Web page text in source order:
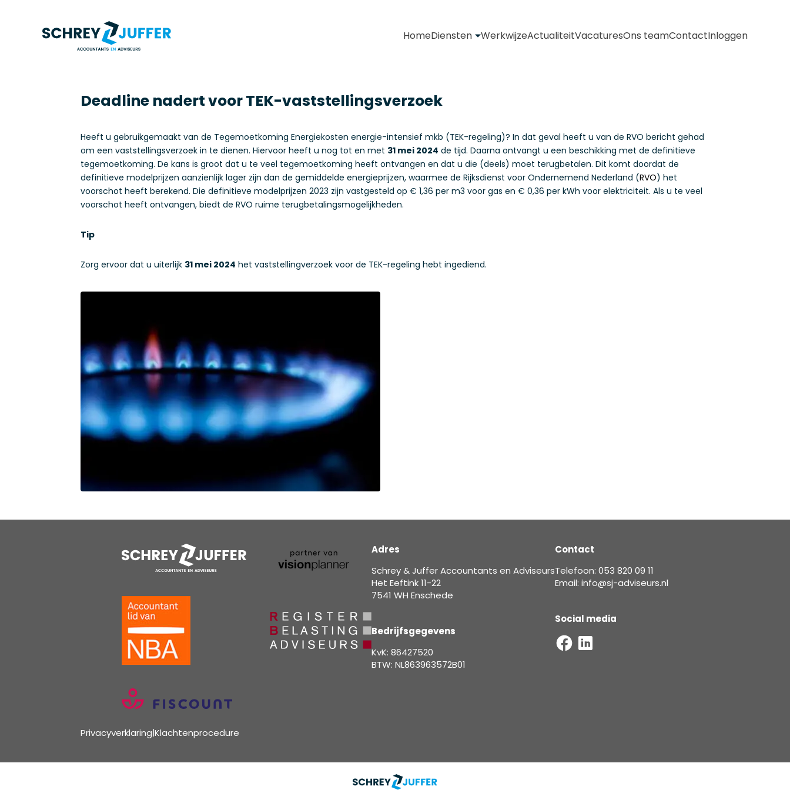
HomeDiensten WerkwijzeActualiteitVacaturesOns teamContactInloggen
Deadline nadert voor TEK-vaststellingsverzoek
Heeft u gebruikgemaakt van de Tegemoetkoming Energiekosten energie-intensief mkb (TEK-regeling)? In dat geval heeft u van de RVO bericht gehad
om een vaststellingsverzoek in te dienen. Hiervoor heeft u nog tot en met 31 mei 2024 de tijd. Daarna ontvangt u een beschikking met de definitieve
tegemoetkoming. De kans is groot dat u te veel tegemoetkoming heeft ontvangen en dat u die (deels) moet terugbetalen. Dit komt doordat de
definitieve modelprijzen aanzienlijk lager zijn dan de gemiddelde energieprijzen, waarmee de Rijksdienst voor Ondernemend Nederland (RVO) het
voorschot heeft berekend. Die definitieve modelprijzen 2023 zijn vastgesteld op € 1,36 per m3 voor gas en € 0,36 per kWh voor elektriciteit. Als u te veel
voorschot heeft ontvangen, biedt de RVO ruime terugbetalingsmogelijkheden.
Tip
Zorg ervoor dat u uiterlijk 31 mei 2024 het vaststellingverzoek voor de TEK-regeling hebt ingediend.
Adres
Schrey & Juffer Accountants en Adviseurs
Het Eeftink 11-22
7541 WH Enschede
Bedrijfsgegevens
KvK: 86427520
BTW: NL863963572B01
Contact
Telefoon: 053 820 09 11
Email: info@sj-adviseurs.nl
Social media
Privacyverklaring|Klachtenprocedure